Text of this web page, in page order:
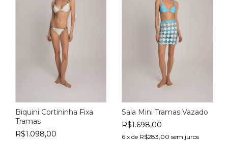
Biquini Cortininha Fixa
Tramas
R$1.098,00
Saia Mini Tramas Vazado
R$1.698,00
6 x de R$283,00 sem juros